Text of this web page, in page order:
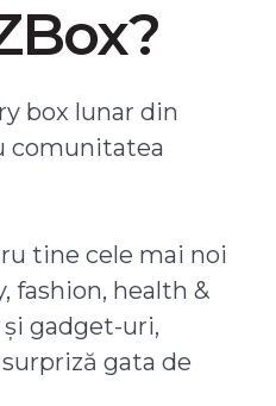
box lunar din
comunitatea
tine cele mai noi
fashion, health &
gadget-uri,
gata de